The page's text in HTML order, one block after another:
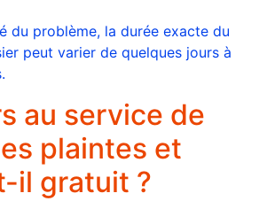
du problème, la durée exacte du
peut varier de quelques jours à
au service de
plaintes et
il gratuit ?